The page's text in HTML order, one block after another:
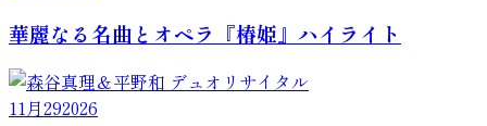
華麗なる名曲とオペラ『椿姫』ハイライト
11月292026